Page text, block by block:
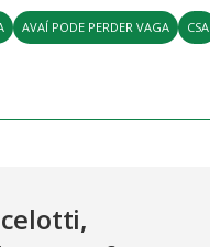
AVAÍ PODE PERDER VAGA CSA